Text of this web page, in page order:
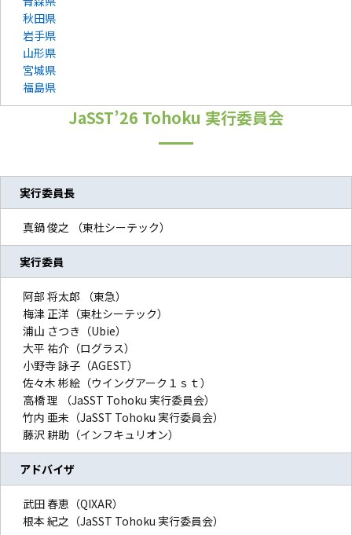
秋田県
岩手県
山形県
宮城県
福島県
JaSST’26 Tohoku 実行委員会
実行委員長
真鍋 俊之 （東杜シーテック）
実行委員
阿部 将太郎 （東急）
梅津 正洋（東杜シーテック）
浦山 さつき（Ubie）
大平 祐介（ログラス）
小野寺 詠子（AGEST）
佐々木 彬絵（ウイングアーク１ｓｔ）
高橋 理 （JaSST Tohoku 実行委員会）
竹内 亜未（JaSST Tohoku 実行委員会）
藤沢 耕助（インフキュリオン）
アドバイザ
武田 春恵（QIXAR）
根本 紀之（JaSST Tohoku 実行委員会）